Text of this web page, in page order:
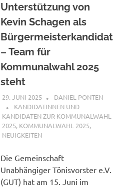
Unterstützung von
Kevin Schagen als
Bürgermeisterkandidat
– Team für
Kommunalwahl 2025
steht
29. JUNI 2025
DANIEL PONTEN
KANDIDATINNEN UND
KANDIDATEN ZUR KOMMUNALWAHL
2025, KOMMUNALWAHL 2025,
NEUIGKEITEN
Die Gemeinschaft
Unabhängiger Tönisvorster e.V.
(GUT) hat am 15. Juni im